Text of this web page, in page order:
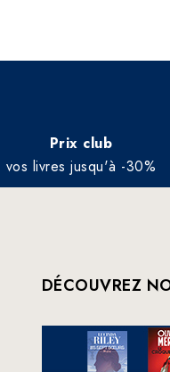
Prix club
vos livres jusqu'à -30%
DÉCOUVREZ